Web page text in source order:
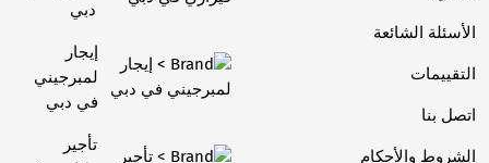
الأسئلة الشائعة
التقييمات
اتصل بنا
الشروط والأحكام
دبي
إيجار
لمبرجيني
في دبي
تأجير